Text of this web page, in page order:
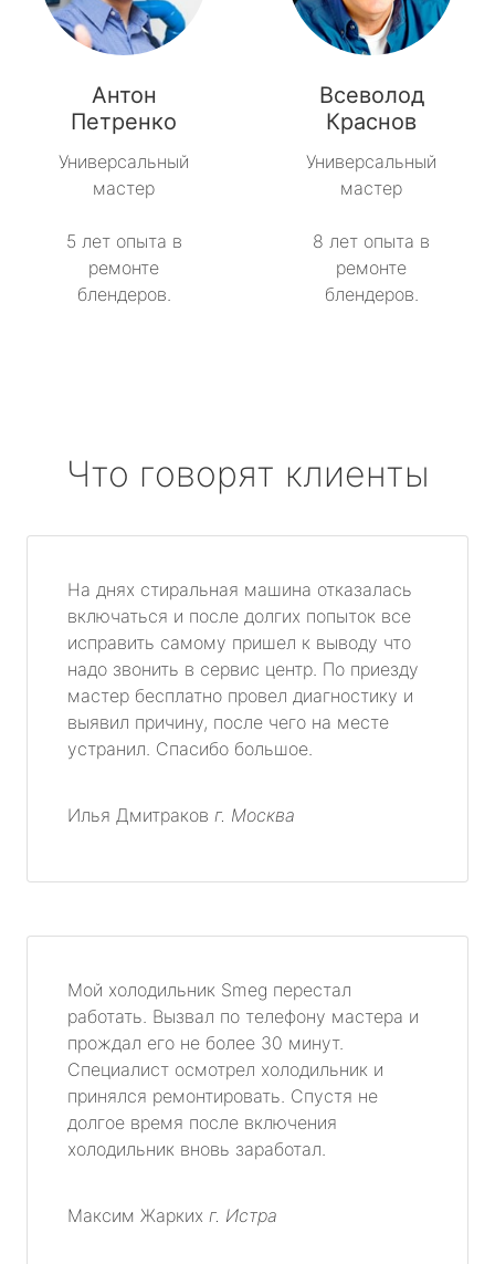
Антон
Петренко
Универсальный
мастер
5 лет опыта в
ремонте
блендеров.
Всеволод
Краснов
Универсальный
мастер
8 лет опыта в
ремонте
блендеров.
Что говорят клиенты
На днях стиральная машина отказалась
включаться и после долгих попыток все
исправить самому пришел к выводу что
надо звонить в сервис центр. По приезду
мастер бесплатно провел диагностику и
выявил причину, после чего на месте
устранил. Спасибо большое.
Илья Дмитраков г. Москва
Мой холодильник Smeg перестал
работать. Вызвал по телефону мастера и
прождал его не более 30 минут.
Специалист осмотрел холодильник и
принялся ремонтировать. Спустя не
долгое время после включения
холодильник вновь заработал.
Максим Жарких г. Истра